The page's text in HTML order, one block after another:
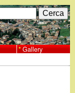
Gallery